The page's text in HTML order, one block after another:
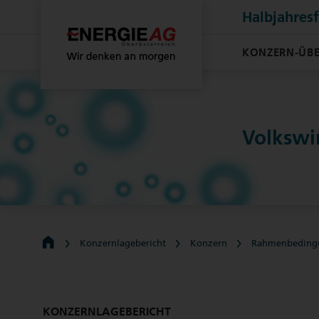
KONZERN-
Konzernlagebericht Konzern
KONZERNLAGEBERICHT